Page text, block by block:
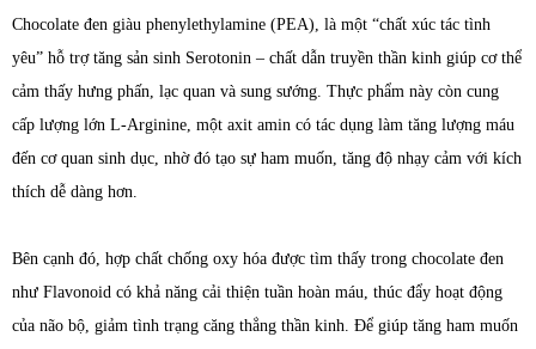
Chocolate đen giàu phenylethylamine (PEA), là một “chất xúc tác tình
yêu” hỗ trợ tăng sản sinh Serotonin – chất dẫn truyền thần kinh giúp cơ thể
cảm thấy hưng phấn, lạc quan và sung sướng. Thực phẩm này còn cung
cấp lượng lớn L-Arginine, một axit amin có tác dụng làm tăng lượng máu
đến cơ quan sinh dục, nhờ đó tạo sự ham muốn, tăng độ nhạy cảm với kích
thích dễ dàng hơn.
Bên cạnh đó, hợp chất chống oxy hóa được tìm thấy trong chocolate đen
như Flavonoid có khả năng cải thiện tuần hoàn máu, thúc đẩy hoạt động
của não bộ, giảm tình trạng căng thẳng thần kinh. Để giúp tăng ham muốn